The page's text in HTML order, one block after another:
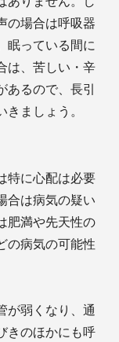
の場合は呼吸器
眠っている間に
は、苦しい・辛
あるので、長引
ましょう。
特に心配は必要
合は病気の疑い
肥満や先天性の
の病気の可能性
が弱くなり、通
きのほかにも呼